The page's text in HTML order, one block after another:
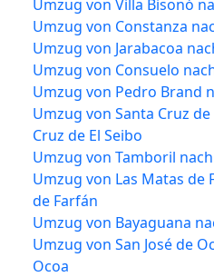
Umzug von Villa Bisonó
Umzug von Constanza
Umzug von Jarabacoa
Umzug von Consuelo
Umzug von Pedro Brand
Umzug von Santa Cruz
Cruz de El Seibo
Umzug von Tamboril
Umzug von Las Matas de
de Farfán
Umzug von Bayaguana
Umzug von San José de
Ocoa